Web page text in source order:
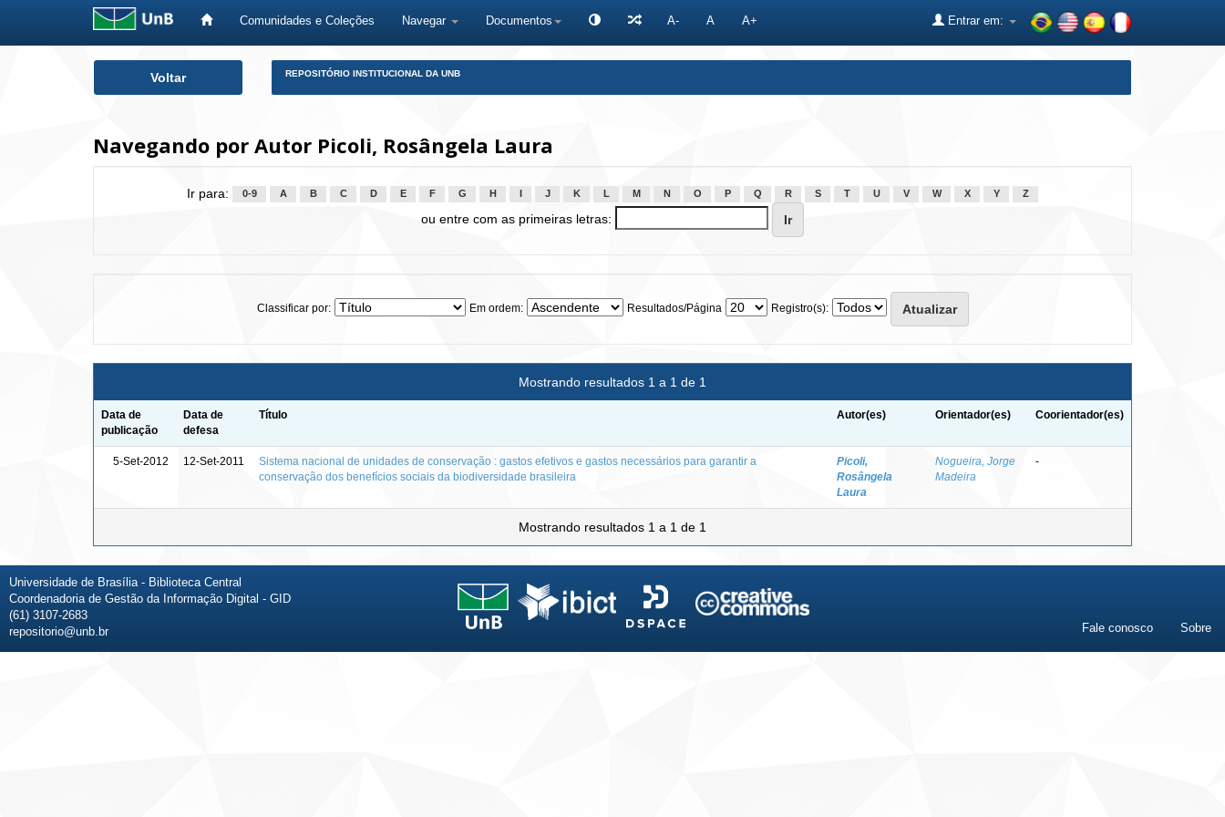
Comunidades e Coleções Navegar Documentos A- A A+ Entrar em:
Voltar REPOSITÓRIO INSTITUCIONAL DA UNB
Navegando por Autor Picoli, Rosângela Laura
Ir para: 0-9 A B C D E F G H J K L M N O P Q R S T U V W X Y Z
ou entre com as primeiras letras:
Classificar por: Em ordem: Resultados/Página Registro(s):
Mostrando resultados 1 a 1 de 1
Data de
publicação
Data de
defesa
Título Autor(es) Orientador(es) Coorientador(es)
5-Set-2012 12-Set-2011
Sistema nacional de unidades de conservação : gastos efetivos e gastos necessários para garantir a
conservação dos benefícios sociais da biodiversidade brasileira
Picoli,
Rosângela
Laura
Nogueira, Jorge
Madeira
-
Mostrando resultados 1 a 1 de 1
Universidade de Brasília - Biblioteca Central
Coordenadoria de Gestão da Informação Digital - GID
(61) 3107-2683
repositorio@unb.br
Fale conosco Sobre